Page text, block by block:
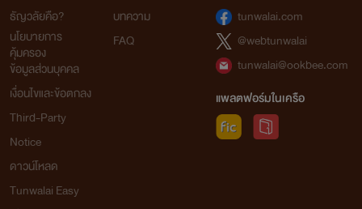
ธัญวลัยคือ?
นโยบายการ
คุ้มครอง
ข้อมูลส่วนบุคคล
เงื่อนไขและข้อตกลง
Third-Party
Notice
ดาวน์โหลด
Tunwalai Easy
บทความ
FAQ
tunwalai.com
@webtunwalai
tunwalai@ookbee.com
แพลตฟอร์มในเครือ